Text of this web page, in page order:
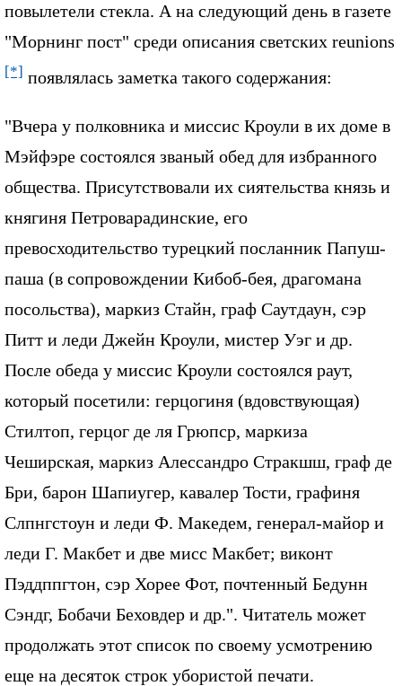
повылетели стекла. А на следующий день в газете
"Морнинг пост" среди описания светских reunions
[*] появлялась заметка такого содержания:
"Вчера у полковника и миссис Кроули в их доме в
Мэйфэре состоялся званый обед для избранного
общества. Присутствовали их сиятельства князь и
княгиня Петроварадинские, его
превосходительство турецкий посланник Папуш-
паша (в сопровождении Кибоб-бея, драгомана
посольства), маркиз Стайн, граф Саутдаун, сэр
Питт и леди Джейн Кроули, мистер Уэг и др.
После обеда у миссис Кроули состоялся раут,
который посетили: герцогиня (вдовствующая)
Стилтоп, герцог де ля Грюпср, маркиза
Чеширская, маркиз Алессандро Стракшш, граф де
Бри, барон Шапиугер, кавалер Тости, графиня
Слпнгстоун и леди Ф. Македем, генерал-майор и
леди Г. Макбет и две мисс Макбет; виконт
Пэддппгтон, сэр Хорее Фот, почтенный Бедунн
Сэндг, Бобачи Беховдер и др.". Читатель может
продолжать этот список по своему усмотрению
еще на десяток строк убористой печати.